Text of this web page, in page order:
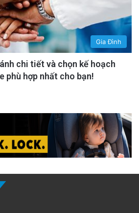
Gia Đình
chi tiết và chọn kế hoạch
phù hợp nhất cho bạn!